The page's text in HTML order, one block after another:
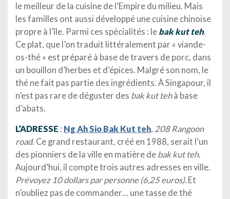
le meilleur de la cuisine de l’Empire du milieu. Mais
les familles ont aussi développé une cuisine chinoise
propre à l’île. Parmi ces spécialités : le bak kut teh.
Ce plat, que l’on traduit littéralement par « viande-
os-thé » est préparé à base de travers de porc, dans
un bouillon d’herbes et d’épices. Malgré son nom, le
thé ne fait pas partie des ingrédients. À Singapour, il
n’est pas rare de déguster des bak kut tehà base
d’abats.
L’ADRESSE : Ng Ah Sio Bak Kut teh, 208 Rangoon
road. Ce grand restaurant, créé en 1988, serait l’un
des pionniers de la ville en matière de bak kut teh.
Aujourd’hui, il compte trois autres adresses en ville.
Prévoyez 10 dollars par personne (6,25 euros). Et
n’oubliez pas de commander… une tasse de thé